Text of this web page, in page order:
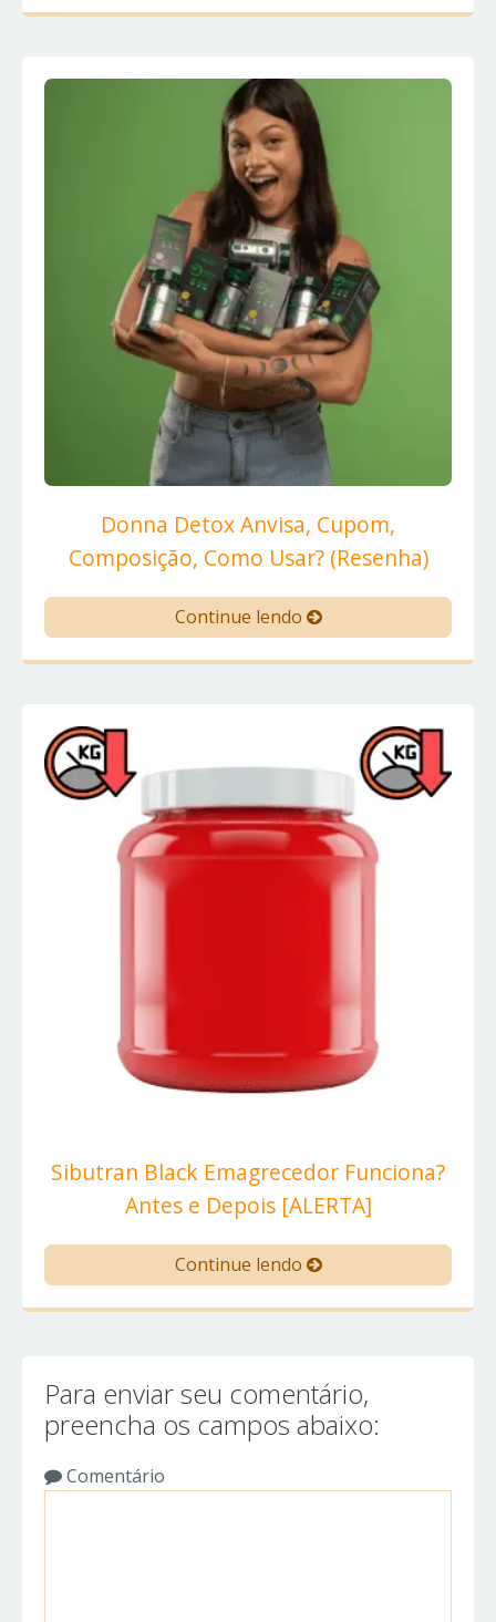
Donna Detox Anvisa, Cupom,
Composição, Como Usar? (Resenha)
Continue lendo
Sibutran Black Emagrecedor Funciona?
Antes e Depois [ALERTA]
Continue lendo
Para enviar seu comentário,
preencha os campos abaixo:
Comentário